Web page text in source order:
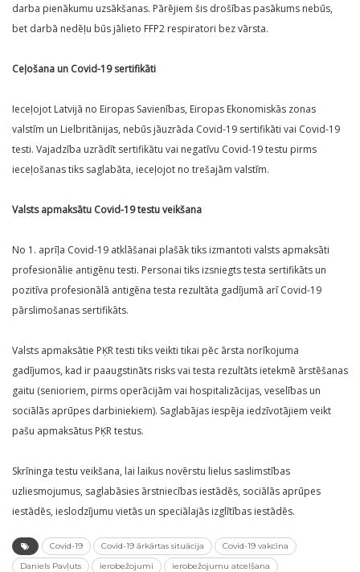
darba pienākumu uzsākšanas. Pārējiem šis drošības pasākums nebūs,
bet darbā nedēļu būs jālieto FFP2 respiratori bez vārsta.
Ceļošana un Covid-19 sertifikāti
Ieceļojot Latvijā no Eiropas Savienības, Eiropas Ekonomiskās zonas
valstīm un Lielbritānijas, nebūs jāuzrāda Covid-19 sertifikāti vai Covid-19
testi. Vajadzība uzrādīt sertifikātu vai negatīvu Covid-19 testu pirms
ieceļošanas tiks saglabāta, ieceļojot no trešajām valstīm.
Valsts apmaksātu Covid-19 testu veikšana
No 1. aprīļa Covid-19 atklāšanai plašāk tiks izmantoti valsts apmaksāti
profesionālie antigēnu testi. Personai tiks izsniegts testa sertifikāts un
pozitīva profesionālā antigēna testa rezultāta gadījumā arī Covid-19
pārslimošanas sertifikāts.
Valsts apmaksātie PĶR testi tiks veikti tikai pēc ārsta norīkojuma
gadījumos, kad ir paaugstināts risks vai testa rezultāts ietekmē ārstēšanas
gaitu (senioriem, pirms operācijām vai hospitalizācijas, veselības un
sociālās aprūpes darbiniekiem). Saglabājas iespēja iedzīvotājiem veikt
pašu apmaksātus PĶR testus.
Skrīninga testu veikšana, lai laikus novērstu lielus saslimstības
uzliesmojumus, saglabāsies ārstniecības iestādēs, sociālās aprūpes
iestādēs, ieslodzījumu vietās un speciālajās izglītības iestādēs.
Covid-19 Covid-19 ārkārtas situācija
Covid-19 vakcīna
Daniels Pavļuts
ierobežojumi
ierobežojumu atcelšana